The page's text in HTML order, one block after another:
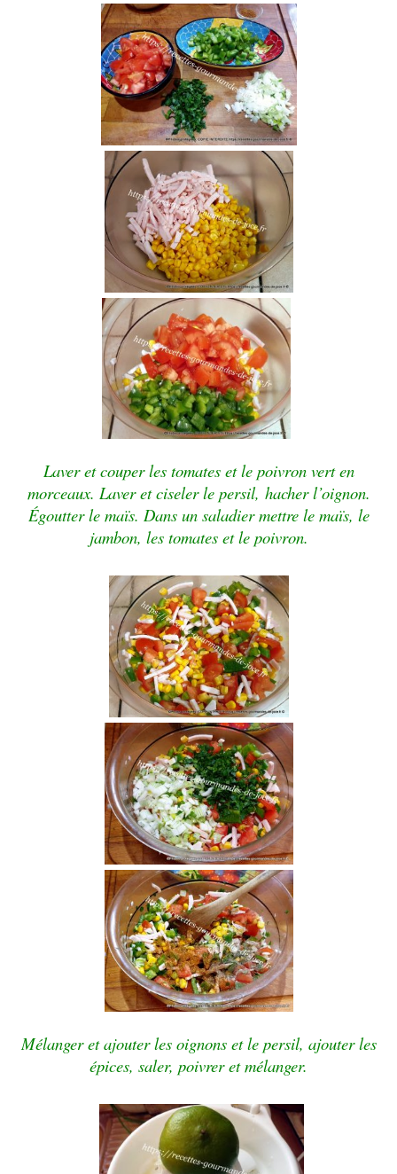
Laver et couper les tomates et le poivron vert en
morceaux. Laver et ciseler le persil, hacher l’oignon.
Égoutter le maïs. Dans un saladier mettre le maïs, le
jambon, les tomates et le poivron.
Mélanger et ajouter les oignons et le persil, ajouter les
épices, saler, poivrer et mélanger.